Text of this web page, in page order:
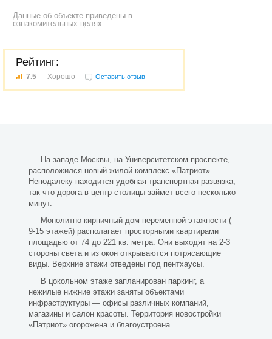
Данные об объекте приведены в
ознакомительных целях.
Рейтинг:
7.5 — Хорошо Оставить отзыв
На западе Москвы, на Университетском проспекте,
расположился новый жилой комплекс «Патриот».
Неподалеку находится удобная транспортная развязка,
так что дорога в центр столицы займет всего несколько
минут.
Монолитно-кирпичный дом переменной этажности (
9-15 этажей) располагает просторными квартирами
площадью от 74 до 221 кв. метра. Они выходят на 2-3
стороны света и из окон открываются потрясающие
виды. Верхние этажи отведены под пентхаусы.
В цокольном этаже запланирован паркинг, а
нежилые нижние этажи заняты объектами
инфраструктуры — офисы различных компаний,
магазины и салон красоты. Территория новостройки
«Патриот» огорожена и благоустроена.